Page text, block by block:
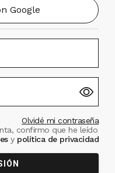
Google
Olvidé mi contraseña
confirmo que he leído
ypolítica de privacidad